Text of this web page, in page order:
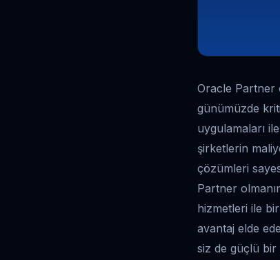
Oracle Partner
günümüzde
uygulamaları
şirketlerin
çözümleri
Partner
hizmetleri ile
avantaj elde
siz de güçlü bir